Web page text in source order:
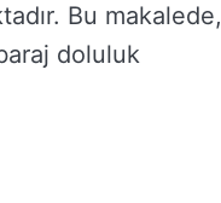
Bu makalede,
doluluk